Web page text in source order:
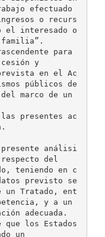
efectuado
o recurs
el interesado o
familia”.
para
y
en el Ac
públicos de
marco de un
presentes ac
análisi
del
teniendo en c
previsto se
un Tratado, ent
y a un
adecuada.
los Estados
un